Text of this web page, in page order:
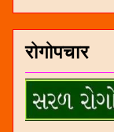
रोगोपचार